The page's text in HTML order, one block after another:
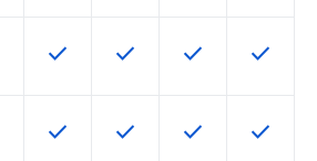
Esta función está disponible en
check Esta función está
check Esta función
check Esta
check
Esta función está disponible en
check Esta función está
check Esta función
check Esta
check